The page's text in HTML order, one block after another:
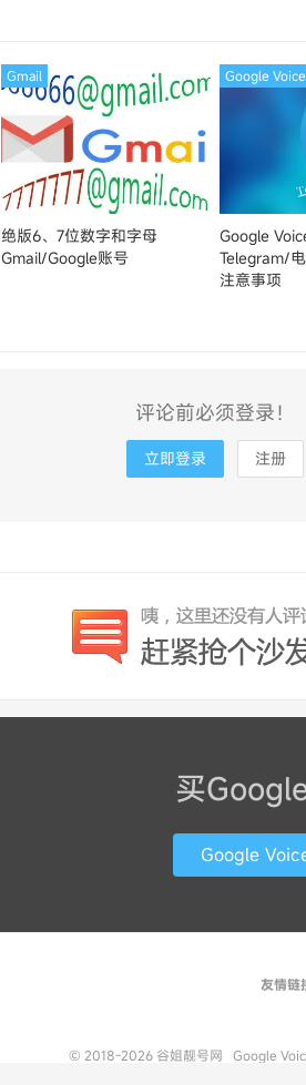
绝版6、7位数字和字母
Gmail/Google账号
Gmail
Google
Telegram/
注意事项
Google Voice
评论前必须登录！
立即登录 注册
买
Google
友情链
© 2018-2026 谷姐靓号网 Google